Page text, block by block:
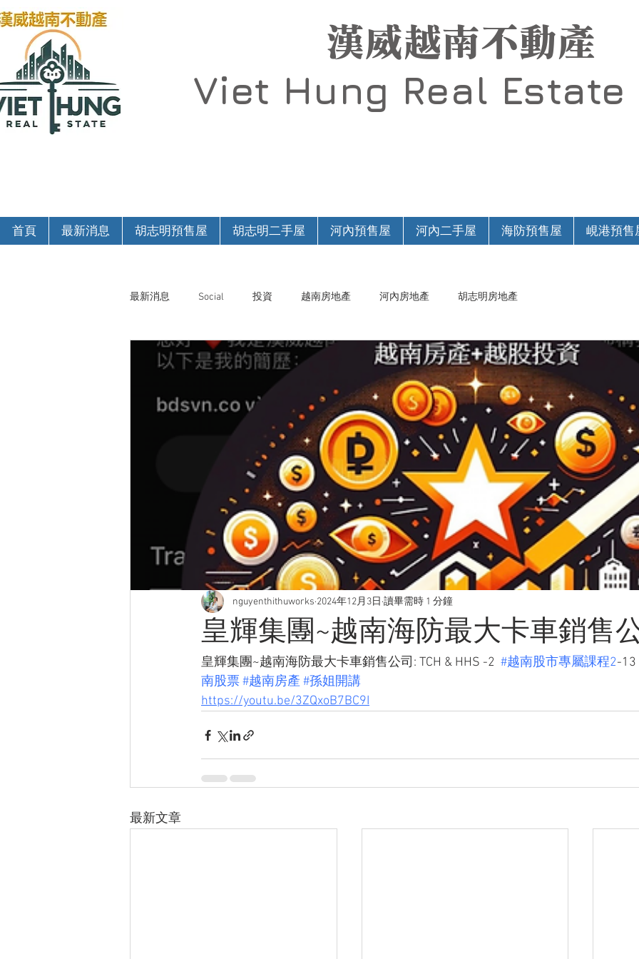
漢威越南不動產
Viet Hung Real Estate
首頁 最新消息 胡志明預售屋 胡志明二手屋 河內預售屋 河內二手屋 海防預售屋 峴港預售
最新消息 Social 投資 越南房地產 河內房地產 胡志明房地產
皇輝集團~越南海防最大卡車銷售
nguyenthithuworks 2024年12月3日 讀畢需時 1 分鐘
皇輝集團~越南海防最大卡車銷售公司: TCH & HHS -2 #越南股市專屬課程2-13
南股票#越南房產 #孫姐開講
https://youtu.be/3ZQxoB7BC9I
最新文章